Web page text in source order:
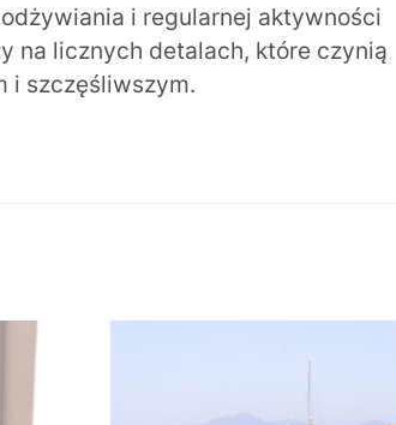
i regularnej aktywności
na licznych detalach, które czynią
i szczęśliwszym.